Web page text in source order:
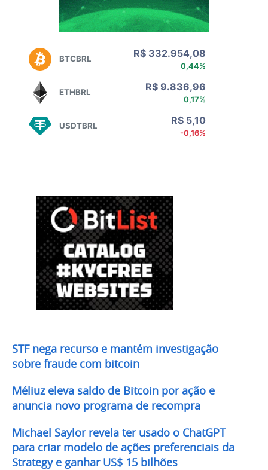
STF nega recurso e mantém investigação
sobre fraude com bitcoin
Méliuz eleva saldo de Bitcoin por ação e
anuncia novo programa de recompra
Michael Saylor revela ter usado o ChatGPT
para criar modelo de ações preferenciais da
Strategy e ganhar US$ 15 bilhões